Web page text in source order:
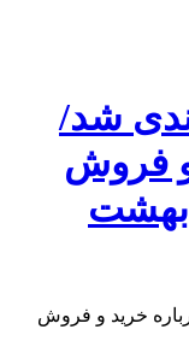
شد/
و فروش
بهشت